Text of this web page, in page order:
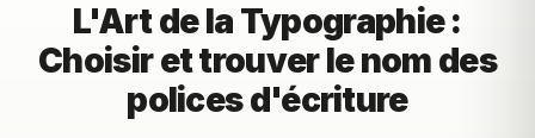
L'Art de la Typographie :
Choisir et trouver le nom des
polices d'écriture